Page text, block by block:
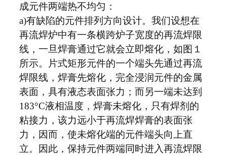
成元件两端热不均匀：
a)有缺陷的元件排列方向设计。我们设想在
再流焊炉中有一条横跨炉子宽度的再流焊限
线，一旦焊膏通过它就会立即熔化，如图１
所示。片式矩形元件的一个端头先通过再流
焊限线，焊膏先熔化，完全浸润元件的金属
表面，具有液态表面张力；而另一端未达到
183°C液相温度，焊膏未熔化，只有焊剂的
粘接力，该力远小于再流焊焊膏的表面张
力，因而，使未熔化端的元件端头向上直
立。因此，保持元件两端同时进入再流焊限